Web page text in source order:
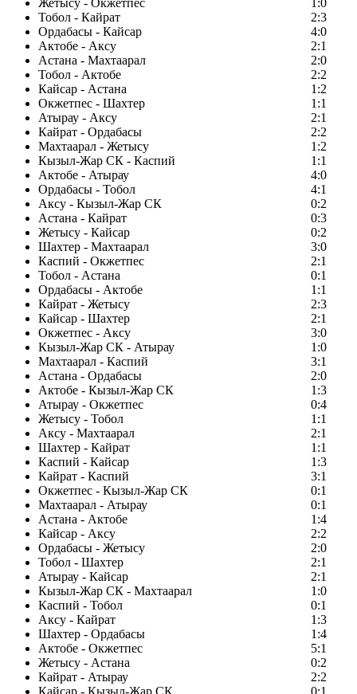
Жетысу - Окжетпес
1:0
Тобол - Кайрат
2:3
Ордабасы - Кайсар
4:0
Актобе - Аксу
2:1
Астана - Махтаарал
2:0
Тобол - Актобе
2:2
Кайсар - Астана
1:2
Окжетпес - Шахтер
1:1
Атырау - Аксу
2:1
Кайрат - Ордабасы
2:2
Махтаарал - Жетысу
1:2
Кызыл-Жар СК - Каспий
1:1
Актобе - Атырау
4:0
Ордабасы - Тобол
4:1
Аксу - Кызыл-Жар СК
0:2
Астана - Кайрат
0:3
Жетысу - Кайсар
0:2
Шахтер - Махтаарал
3:0
Каспий - Окжетпес
2:1
Тобол - Астана
0:1
Ордабасы - Актобе
1:1
Кайрат - Жетысу
2:3
Кайсар - Шахтер
2:1
Окжетпес - Аксу
3:0
Кызыл-Жар СК - Атырау
1:0
Махтаарал - Каспий
3:1
Астана - Ордабасы
2:0
Актобе - Кызыл-Жар СК
1:3
Атырау - Окжетпес
0:4
Жетысу - Тобол
1:1
Аксу - Махтаарал
2:1
Шахтер - Кайрат
1:1
Каспий - Кайсар
1:3
Кайрат - Каспий
3:1
Окжетпес - Кызыл-Жар СК
0:1
Махтаарал - Атырау
0:1
Астана - Актобе
1:4
Кайсар - Аксу
2:2
Ордабасы - Жетысу
2:0
Тобол - Шахтер
2:1
Атырау - Кайсар
2:1
Кызыл-Жар СК - Махтаарал
1:0
Каспий - Тобол
0:1
Аксу - Кайрат
1:3
Шахтер - Ордабасы
1:4
Актобе - Окжетпес
5:1
Жетысу - Астана
0:2
Кайрат - Атырау
2:2